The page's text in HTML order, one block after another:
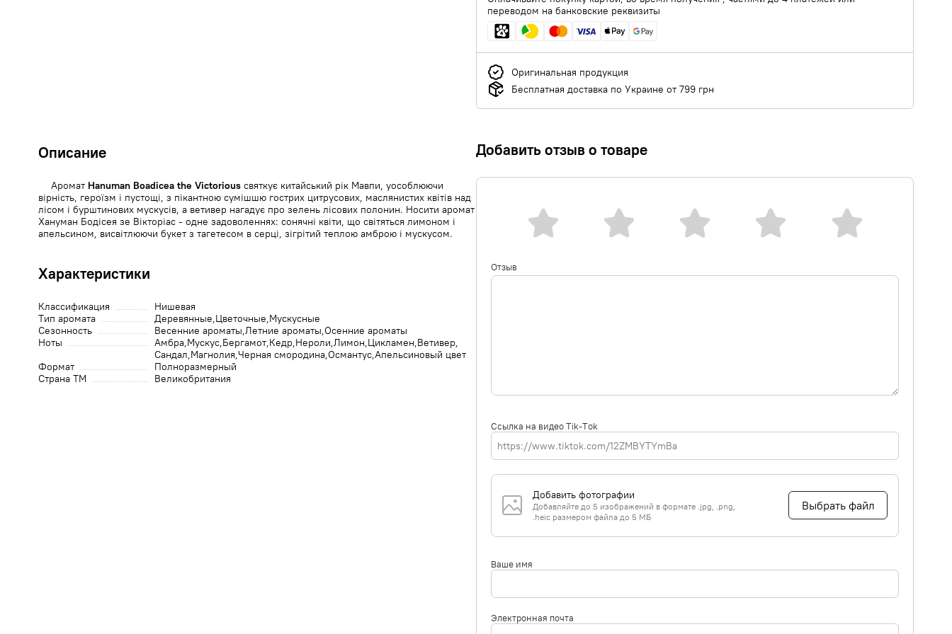
переводом на банковские реквизиты
Оригинальная продукция
Бесплатная доставка по Украине от 799 грн
Описание
Аромат Hanuman Boadicea the Victoriousсвяткує китайський рік Мавпи, уособлюючи
вірність, героїзм і пустощі, з пікантною сумішшю гострих цитрусових, маслянистих квітів над
лісом і бурштинових мускусів, а ветивер нагадує про зелень лісових полонин. Носити аромат
Хануман Бодісея зе Вікторіас - одне задоволеннях: сонячні квіти, що світяться лимоном і
апельсином, висвітлюючи букет з тагетесом в серці, зігрітий теплою амброю і мускусом.
Характеристики
Классификация
Нишевая
Тип аромата
Деревянные Цветочные Мускусные
Сезонность
Весенние ароматы Летние ароматы Осенние ароматы
Ноты
Амбра Мускус Бергамот Кедр Нероли Лимон Цикламен Ветивер
Сандал Магнолия Черная смородина Османтус Апельсиновый цвет
Формат
Полноразмерный
Страна ТМ
Великобритания
Добавить отзыв о товаре
Отзыв
Ссылка на видео Tik-Tok
Добавить фотографии
Добавляйте до 5 изображений в формате .jpg, .png,
.heic размером файла до 5 МБ
Выбрать файл
Ваше имя
Электронная почта